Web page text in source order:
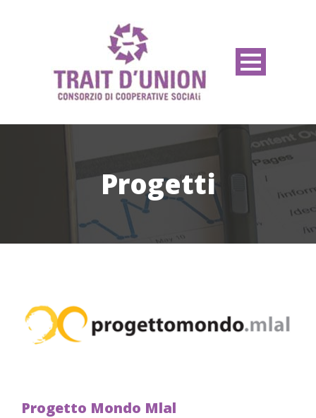
Progetti
Progetto Mondo Mlal